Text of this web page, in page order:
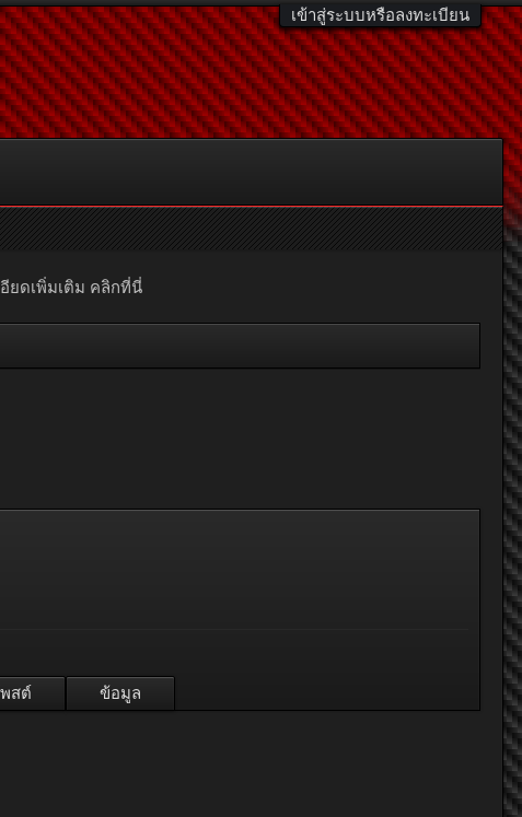
เข้าสู่ระบบหรือลงทะเบียน
อียดเพิ่มเติม คลิกที่นี่
สต์ ข้อมูล